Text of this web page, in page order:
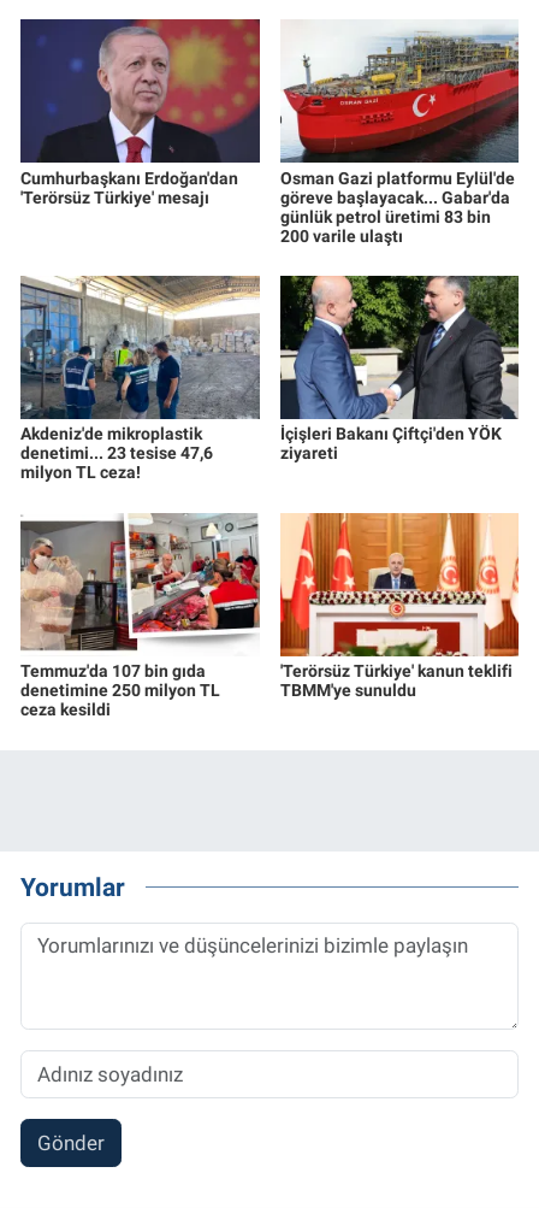
Cumhurbaşkanı Erdoğan'dan
'Terörsüz Türkiye' mesajı
Osman Gazi platformu Eylül'de
göreve başlayacak... Gabar'da
günlük petrol üretimi 83 bin
200 varile ulaştı
Akdeniz'de mikroplastik
denetimi... 23 tesise 47,6
milyon TL ceza!
İçişleri Bakanı Çiftçi'den YÖK
ziyareti
Temmuz'da 107 bin gıda
denetimine 250 milyon TL
ceza kesildi
'Terörsüz Türkiye' kanun teklifi
TBMM'ye sunuldu
Yorumlar
Gönder